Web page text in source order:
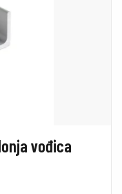
vođica